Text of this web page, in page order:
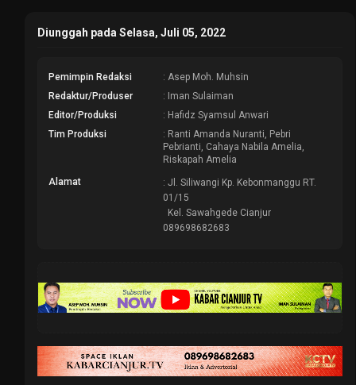
Diunggah pada Selasa, Juli 05, 2022
Pemimpin Redaksi
: Asep Moh. Muhsin
Redaktur/Produser
: Iman Sulaiman
Editor/Produksi
: Hafidz Syamsul Anwari
Tim Produksi
: Ranti Amanda Nuranti, Pebri
Pebrianti, Cahaya Nabila Amelia,
Riskapah Amelia
Alamat
: Jl. Siliwangi Kp. Kebonmanggu RT.
01/15
Kel. Sawahgede Cianjur
089698682683